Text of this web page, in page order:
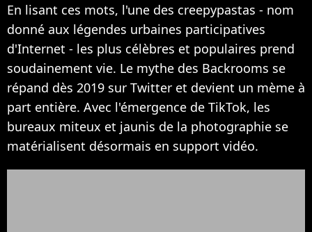
En lisant ces mots, l'une des creepypastas - nom
donné aux légendes urbaines participatives
d'Internet - les plus célèbres et populaires prend
soudainement vie. Le mythe des Backrooms se
répand dès 2019 sur Twitter et devient un mème à
part entière. Avec l'émergence de TikTok, les
bureaux miteux et jaunis de la photographie se
matérialisent désormais en support vidéo.